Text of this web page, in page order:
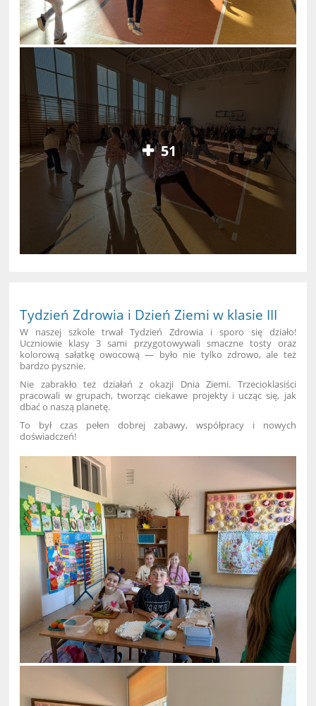
51
Tydzień Zdrowia i Dzień Ziemi w klasie III
W naszej szkole trwał Tydzień Zdrowia i sporo się działo!
Uczniowie klasy 3 sami przygotowywali smaczne tosty oraz
kolorową sałatkę owocową — było nie tylko zdrowo, ale też
bardzo pysznie.
Nie zabrakło też działań z okazji Dnia Ziemi. Trzecioklasiści
pracowali w grupach, tworząc ciekawe projekty i ucząc się, jak
dbać o naszą planetę.
To był czas pełen dobrej zabawy, współpracy i nowych
doświadczeń!